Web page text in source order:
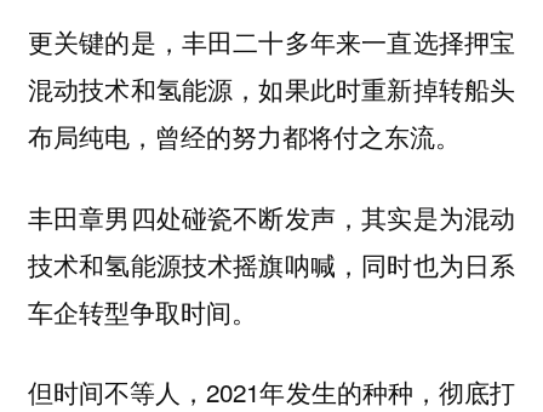
更关键的是，丰田二十多年来一直选择押宝
混动技术和氢能源，如果此时重新掉转船头
布局纯电，曾经的努力都将付之东流。
丰田章男四处碰瓷不断发声，其实是为混动
技术和氢能源技术摇旗呐喊，同时也为日系
车企转型争取时间。
但时间不等人，2021年发生的种种，彻底打